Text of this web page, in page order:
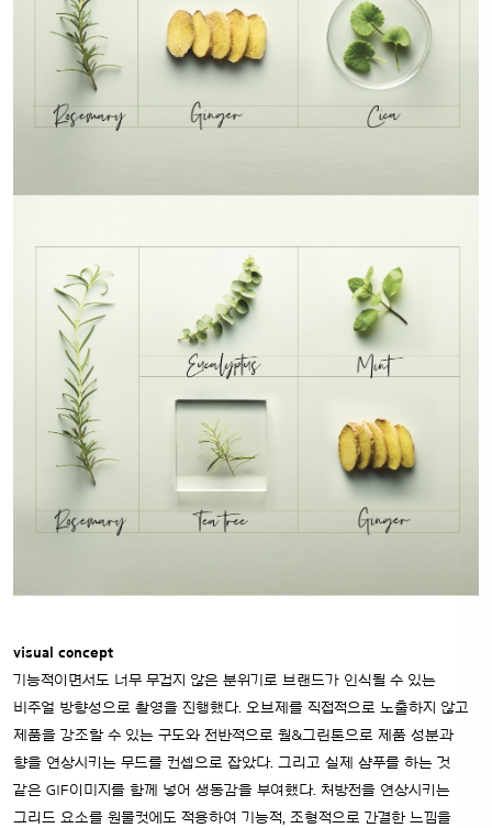
visual concept
기능적이면서도 너무 무겁지 않은 분위기로 브랜드가 인식될 수 있는
비주얼 방향성으로 촬영을 진행했다. 오브제를 직접적으로 노출하지 않고
제품을 강조할 수 있는 구도와 전반적으로 웜&그린톤으로 제품 성분과
향을 연상시키는 무드를 컨셉으로 잡았다. 그리고 실제 샴푸를 하는 것
같은 GIF이미지를 함께 넣어 생동감을 부여했다. 처방전을 연상시키는
그리드 요소를 원물컷에도 적용하여 기능적, 조형적으로 간결한 느낌을